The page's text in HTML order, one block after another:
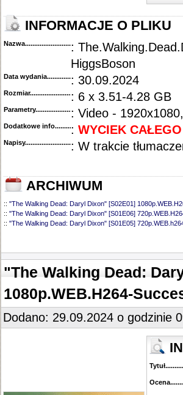
INFORMACJE O PLIKU
Nazwa.............................................
:
HiggsBoson
Data wydania......................................
: 30.09.2024
Rozmiar...........................................: 6 x 3.51-4.28 GB
Parametry.........................................
: Video -
Dodatkowe info....................................
: WYCIEK
Napisy............................................
: W trakcie
ARCHIWUM
:: "The Walking Dead: Daryl Dixon" [S02E01]
:: "The Walking Dead: Daryl Dixon" [S01E06]
:: "The Walking Dead: Daryl Dixon" [S01E05]
::"The Walking Dead: Daryl Dixon" [S01E02]
::"The Walking Dead: Daryl Dixon" [S01E01]
"The Walking Dead:
1080p.WEB.H264-
Dodano: 29.09.2024 o godzinie